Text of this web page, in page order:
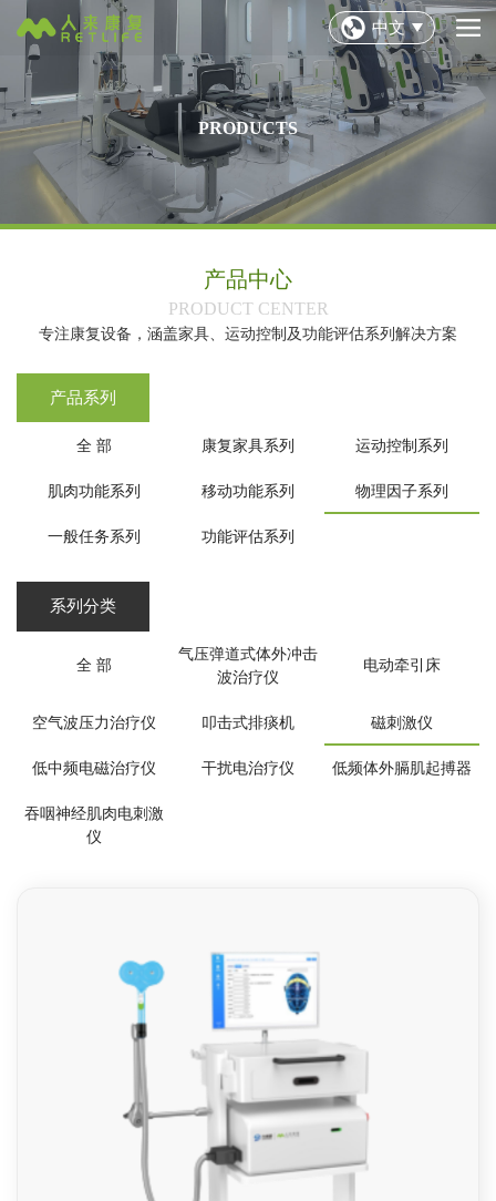
中文
PRODUCTS
产品中心
‌PRODUCT CENTER‌
专注康复设备，涵盖家具、运动控制及功能评估系列解决方案
产品系列
全 部 康复家具系列 运动控制系列
肌肉功能系列 移动功能系列 物理因子系列
一般任务系列 功能评估系列
系列分类
全 部
气压弹道式体外冲击
波治疗仪
电动牵引床
空气波压力治疗仪 叩击式排痰机 磁刺激仪
低中频电磁治疗仪 干扰电治疗仪 低频体外膈肌起搏器
吞咽神经肌肉电刺激
仪